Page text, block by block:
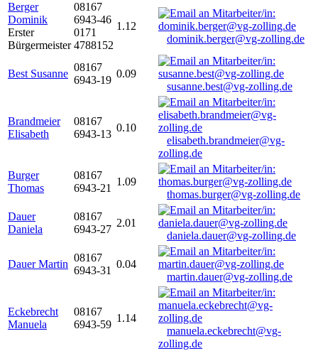
Berger
Dominik
Erster
Bürgermeister
08167
6943-46
0171
4788152
1.12
dominik.berger@vg-zolling.de
Best Susanne
08167
6943-19
0.09
susanne.best@vg-zolling.de
Brandmeier
Elisabeth
08167
6943-13
0.10
elisabeth.brandmeier@vg-
zolling.de
Burger
Thomas
08167
6943-21
1.09
thomas.burger@vg-zolling.de
Dauer
Daniela
08167
6943-27
2.01
daniela.dauer@vg-zolling.de
Dauer Martin
08167
6943-31
0.04
martin.dauer@vg-zolling.de
Eckebrecht
Manuela
08167
6943-59
1.14
manuela.eckebrecht@vg-
zolling.de